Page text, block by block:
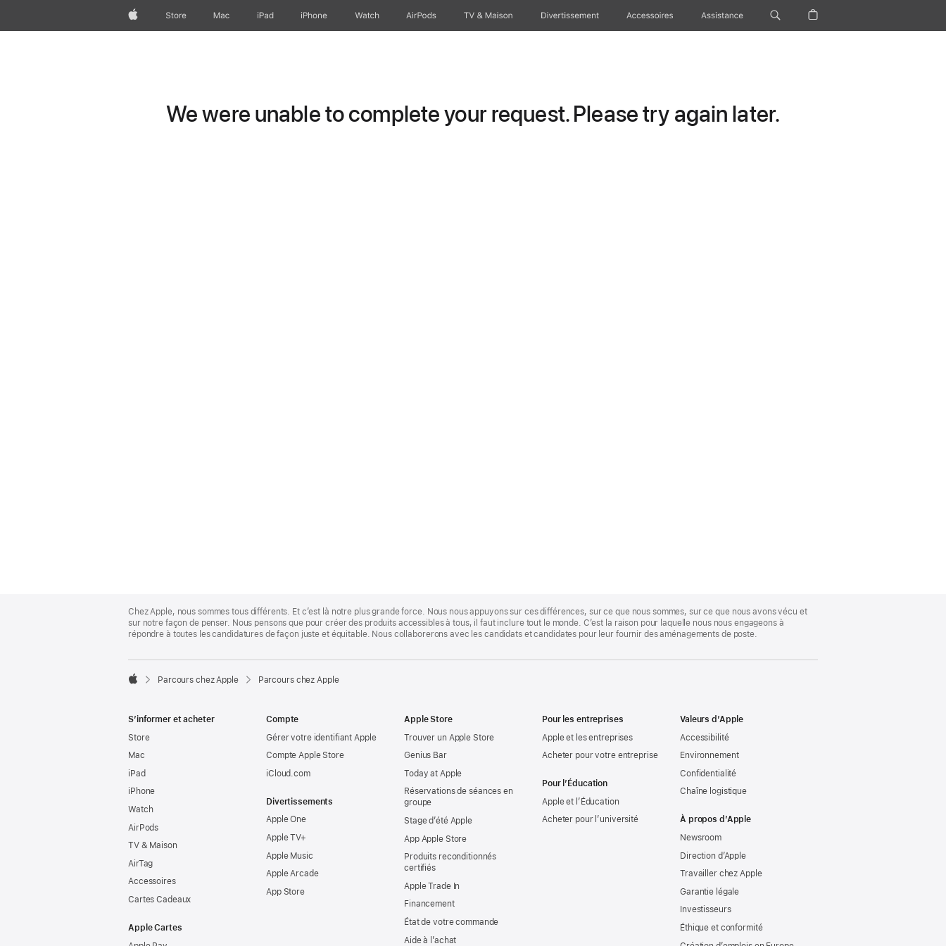
AppleStore Mac iPad iPhone Watch AirPods TV & Maison Divertissements Accessoires Assistance
We were unable to complete your request. Please try again later.
Footer
Chez Apple, nous sommes tous différents. Et c’est là notre plus grande force. Nous nous appuyons sur ces différences, sur ce que nous sommes, sur ce que nous avons vécu et
sur notre façon de penser. Nous pensons que pour créer des produits accessibles à tous, il faut inclure tout le monde. C’est la raison pour laquelle nous nous engageons à
répondre à toutes les candidatures de façon juste et équitable. Nous collaborerons avec les candidats et candidates pour leur fournir des aménagements de poste.

Parcours chez Apple Parcours chez Apple
S’informer et acheter
Store
Mac
iPad
iPhone
Watch
AirPods
TV & Maison
AirTag
Accessoires
Cartes Cadeaux
Apple Cartes
Compte
Gérer votre identifiant Apple
Compte Apple Store
iCloud.com
Divertissements
Apple One
Apple TV+
Apple Music
Apple Arcade
App Store
Apple Store
Trouver un Apple Store
Genius Bar
Today at Apple
Réservations de séances en
groupe
Stage d’été Apple
App Apple Store
Produits reconditionnés
certifiés
Apple Trade In
Financement
État de votre commande
Aide à l’achat
Pour les entreprises
Apple et les entreprises
Acheter pour votre entreprise
Pour l’Éducation
Apple et l’Éducation
Acheter pour l’université
Valeurs d’Apple
Accessibilité
Environnement
Confidentialité
Chaîne logistique
À propos d’Apple
Newsroom
Direction d’Apple
Travailler chez Apple
Garantie légale
Investisseurs
Éthique et conformité